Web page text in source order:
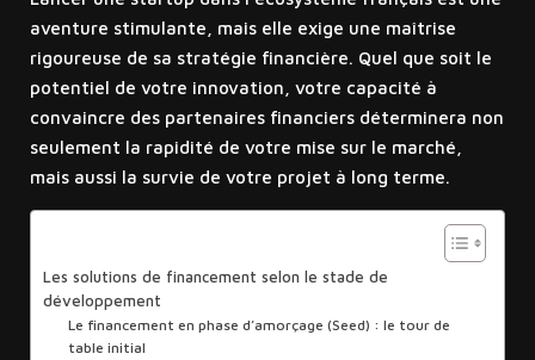
aventure stimulante, mais elle exige une maîtrise
rigoureuse de sa stratégie financière. Quel que soit le
potentiel de votre innovation, votre capacité à
convaincre des partenaires financiers déterminera non
seulement la rapidité de votre mise sur le marché,
mais aussi la survie de votre projet à long terme.
Les solutions de financement selon le stade de
développement
Le financement en phase d’amorçage (Seed) : le tour de
table initial